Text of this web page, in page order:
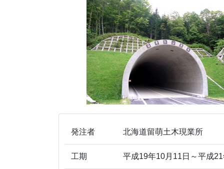
発注者 北海道留萌土木現業所
工期 平成19年10月11日～平成